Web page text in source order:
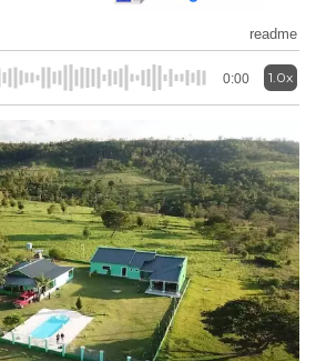
readme
0:00 1.0x